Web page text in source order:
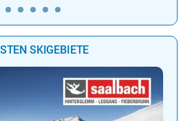
SKIGEBIETE